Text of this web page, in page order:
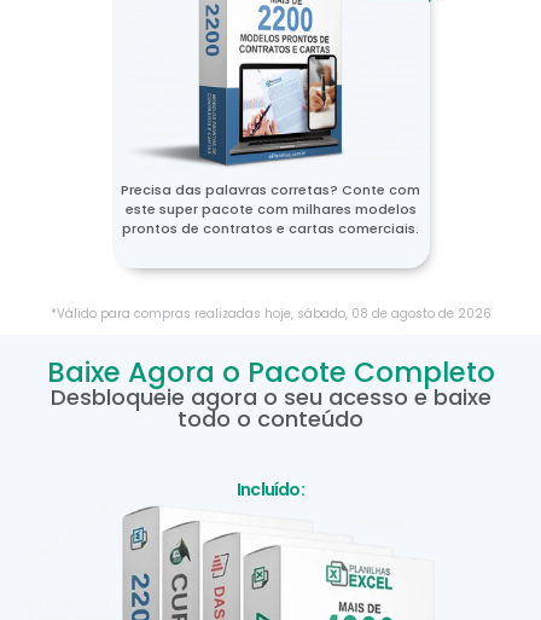
Precisa das palavras corretas? Conte com
este super pacote com milhares modelos
prontos de contratos e cartas comerciais.
*Válido para compras realizadas hoje, sábado, 08 de agostode 2026
Baixe Agora o Pacote Completo
Desbloqueie agora o seu acesso e baixe
todo o conteúdo
Incluído: